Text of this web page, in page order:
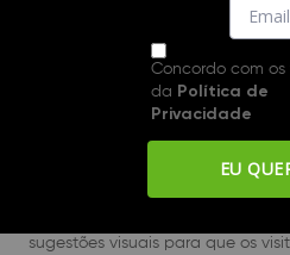
Política de
Nossa loja, incorpora
Nossos certificados utilizam a
sugestões visuais para que os
Concordo com os
da Política de
Privacidade
EU